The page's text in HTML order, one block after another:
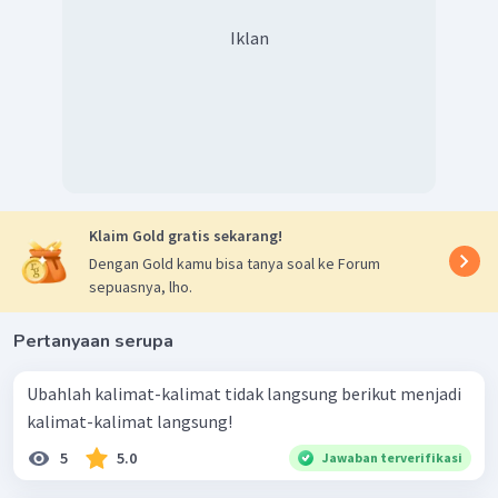
Iklan
Klaim Gold gratis sekarang!
Dengan Gold kamu bisa tanya soal ke Forum
sepuasnya, lho.
Pertanyaan serupa
Ubahlah kalimat-kalimat tidak langsung berikut menjadi
kalimat-kalimat langsung!
5 5.0 Jawaban terverifikasi